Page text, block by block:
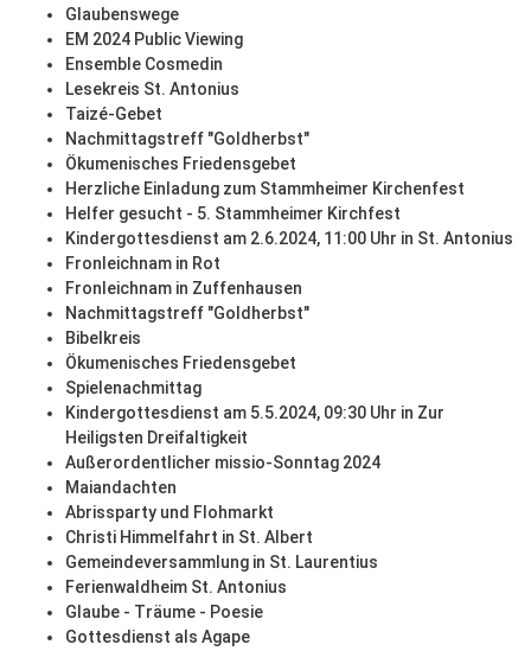
Glaubenswege
EM 2024 Public Viewing
Ensemble Cosmedin
Lesekreis St. Antonius
Taizé-Gebet
Nachmittagstreff "Goldherbst"
Ökumenisches Friedensgebet
Herzliche Einladung zum Stammheimer Kirchenfest
Helfer gesucht - 5. Stammheimer Kirchfest
Kindergottesdienst am 2.6.2024, 11:00 Uhr in St. Antonius
Fronleichnam in Rot
Fronleichnam in Zuffenhausen
Nachmittagstreff "Goldherbst"
Bibelkreis
Ökumenisches Friedensgebet
Spielenachmittag
Kindergottesdienst am 5.5.2024, 09:30 Uhr in Zur
Heiligsten Dreifaltigkeit
Außerordentlicher missio-Sonntag 2024
Maiandachten
Abrissparty und Flohmarkt
Christi Himmelfahrt in St. Albert
Gemeindeversammlung in St. Laurentius
Ferienwaldheim St. Antonius
Glaube - Träume - Poesie
Gottesdienst als Agape